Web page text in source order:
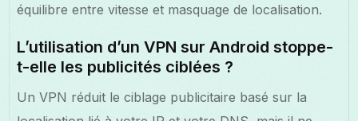
équilibre entre vitesse et masquage de localisation.
L’utilisation d’un VPN sur Android stoppe-
t-elle les publicités ciblées ?
Un VPN réduit le ciblage publicitaire basé sur la